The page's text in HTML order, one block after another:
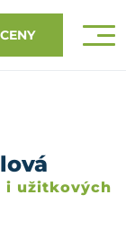
i užitkových